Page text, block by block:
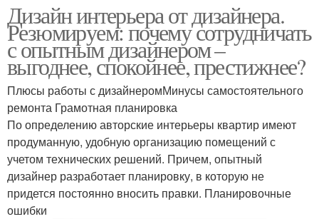
Дизайн интерьера от дизайнера.
Резюмируем: почему сотрудничать
с опытным дизайнером –
выгоднее, спокойнее, престижнее?
Плюсы работы с дизайнеромМинусы самостоятельного
ремонта Грамотная планировка
По определению авторские интерьеры квартир имеют
продуманную, удобную организацию помещений с
учетом технических решений. Причем, опытный
дизайнер разработает планировку, в которую не
придется постоянно вносить правки. Планировочные
ошибки